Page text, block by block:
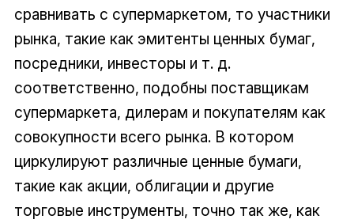
сравнивать с супермаркетом, то участники
рынка, такие как эмитенты ценных бумаг,
посредники, инвесторы и т. д.
соответственно, подобны поставщикам
супермаркета, дилерам и покупателям как
совокупности всего рынка. В котором
циркулируют различные ценные бумаги,
такие как акции, облигации и другие
торговые инструменты, точно так же, как